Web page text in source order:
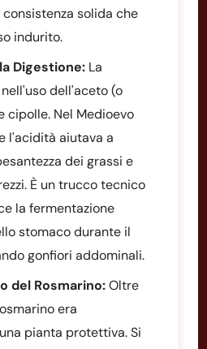
solida che
indurito.
Digestione: La
dell'aceto (o
cipolle. Nel Medioevo
l'acidità aiutava a
dei grassi e
È un trucco tecnico
la fermentazione
stomaco durante il
gonfiori addominali.
del Rosmarino:Oltre
era
pianta protettiva. Si